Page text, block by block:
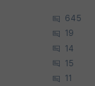
645
19
14
15
11